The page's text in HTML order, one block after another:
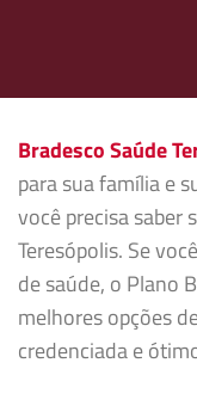
Bradesco Saúde
para sua família e
você precisa saber
Teresópolis. Se
de saúde, o Plano
melhores opções
credenciada e